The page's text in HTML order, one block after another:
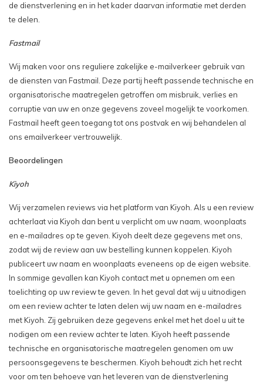
de dienstverlening en in het kader daarvan informatie met derden
te delen.
Fastmail
Wij maken voor ons reguliere zakelijke e-mailverkeer gebruik van
de diensten van Fastmail. Deze partij heeft passende technische en
organisatorische maatregelen getroﬀen om misbruik, verlies en
corruptie van uw en onze gegevens zoveel mogelijk te voorkomen.
Fastmail heeft geen toegang tot ons postvak en wij behandelen al
ons emailverkeer vertrouwelijk.
Beoordelingen
Kiyoh
Wij verzamelen reviews via het platform van Kiyoh. Als u een review
achterlaat via Kiyoh dan bent u verplicht om uw naam, woonplaats
en e-mailadres op te geven. Kiyoh deelt deze gegevens met ons,
zodat wij de review aan uw bestelling kunnen koppelen. Kiyoh
publiceert uw naam en woonplaats eveneens op de eigen website.
In sommige gevallen kan Kiyoh contact met u opnemen om een
toelichting op uw review te geven. In het geval dat wij u uitnodigen
om een review achter te laten delen wij uw naam en e-mailadres
met Kiyoh. Zij gebruiken deze gegevens enkel met het doel u uit te
nodigen om een review achter te laten. Kiyoh heeft passende
technische en organisatorische maatregelen genomen om uw
persoonsgegevens te beschermen. Kiyoh behoudt zich het recht
voor om ten behoeve van het leveren van de dienstverlening